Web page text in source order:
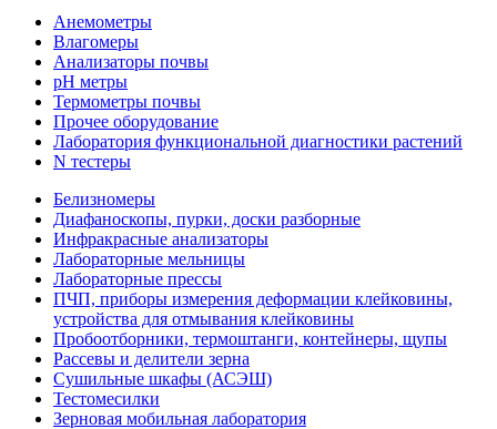
Анемометры
Влагомеры
Анализаторы почвы
pH метры
Термометры почвы
Прочее оборудование
Лаборатория функциональной диагностики растений
N тестеры
Белизномеры
Диафаноскопы, пурки, доски разборные
Инфракрасные анализаторы
Лабораторные мельницы
Лабораторные прессы
ПЧП, приборы измерения деформации клейковины,
устройства для отмывания клейковины
Пробоотборники, термоштанги, контейнеры, щупы
Рассевы и делители зерна
Сушильные шкафы (АСЭШ)
Тестомесилки
Зерновая мобильная лаборатория